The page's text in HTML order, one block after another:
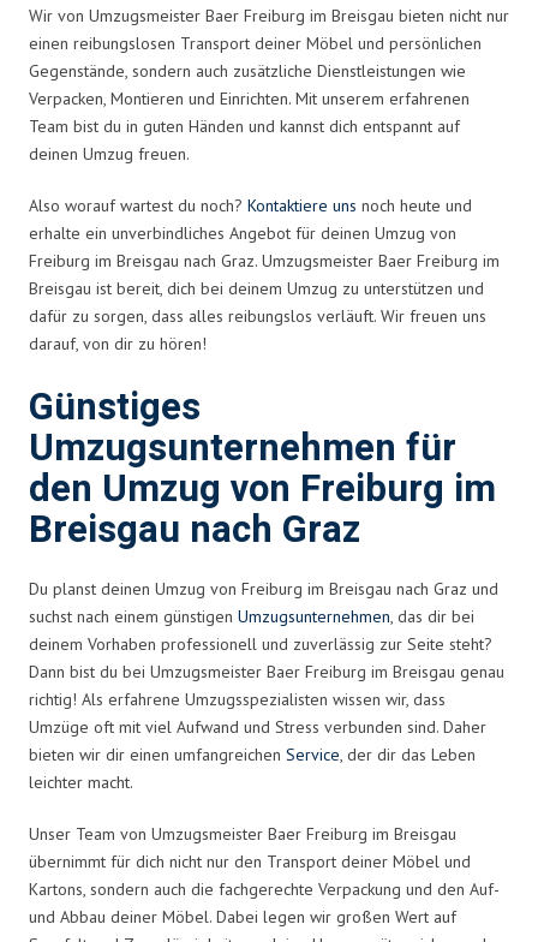
Wir von Umzugsmeister Baer Freiburg im Breisgau bieten nicht nur
einen reibungslosen Transport deiner Möbel und persönlichen
Gegenstände, sondern auch zusätzliche Dienstleistungen wie
Verpacken, Montieren und Einrichten. Mit unserem erfahrenen
Team bist du in guten Händen und kannst dich entspannt auf
deinen Umzug freuen.
Also worauf wartest du noch? Kontaktiere uns noch heute und
erhalte ein unverbindliches Angebot für deinen Umzug von
Freiburg im Breisgau nach Graz. Umzugsmeister Baer Freiburg im
Breisgau ist bereit, dich bei deinem Umzug zu unterstützen und
dafür zu sorgen, dass alles reibungslos verläuft. Wir freuen uns
darauf, von dir zu hören!
Günstiges
Umzugsunternehmen für
den Umzug von Freiburg im
Breisgau nach Graz
Du planst deinen Umzug von Freiburg im Breisgau nach Graz und
suchst nach einem günstigen Umzugsunternehmen, das dir bei
deinem Vorhaben professionell und zuverlässig zur Seite steht?
Dann bist du bei Umzugsmeister Baer Freiburg im Breisgau genau
richtig! Als erfahrene Umzugsspezialisten wissen wir, dass
Umzüge oft mit viel Aufwand und Stress verbunden sind. Daher
bieten wir dir einen umfangreichen Service, der dir das Leben
leichter macht.
Unser Team von Umzugsmeister Baer Freiburg im Breisgau
übernimmt für dich nicht nur den Transport deiner Möbel und
Kartons, sondern auch die fachgerechte Verpackung und den Auf-
und Abbau deiner Möbel. Dabei legen wir großen Wert auf